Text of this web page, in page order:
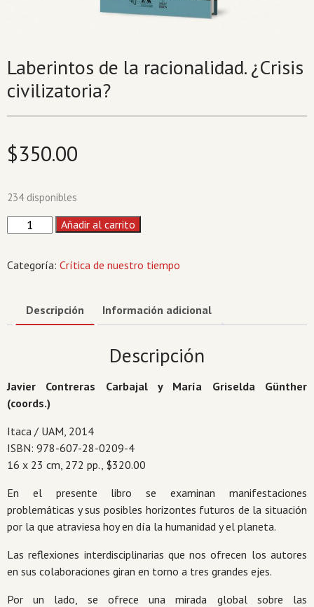
Laberintos de la racionalidad. ¿Crisis
civilizatoria?
$350.00
234 disponibles
Laberintos
racionalidad.
civilizatoria?
cantidad
Añadir al carrito
Categoría: Crítica de nuestro tiempo
Descripción Información adicional
Descripción
Javier Contreras Carbajal y María Griselda Günther
(coords.)
Itaca / UAM, 2014
ISBN: 978-607-28-0209-4
16 x 23 cm, 272 pp., $320.00
En el presente libro se examinan manifestaciones
problemáticas y sus posibles horizontes futuros de la situación
por la que atraviesa hoy en día la humanidad y el planeta.
Las reflexiones interdisciplinarias que nos ofrecen los autores
en sus colaboraciones giran en torno a tres grandes ejes.
Por un lado, se ofrece una mirada global sobre las